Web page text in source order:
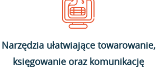
Narzędzia ułatwiające towarowanie,
księgowanie oraz komunikację